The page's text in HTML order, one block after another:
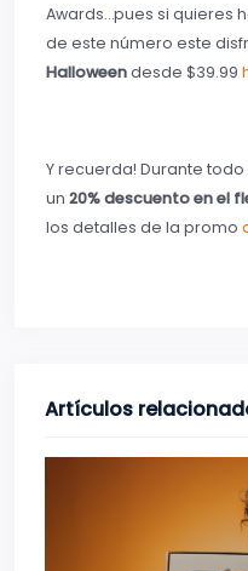
Awards…pues si quieres
de este número este
Halloweendesde $39.99
Y recuerda! Durante
un 20% descuento en el
los detalles de la promo
Artículos